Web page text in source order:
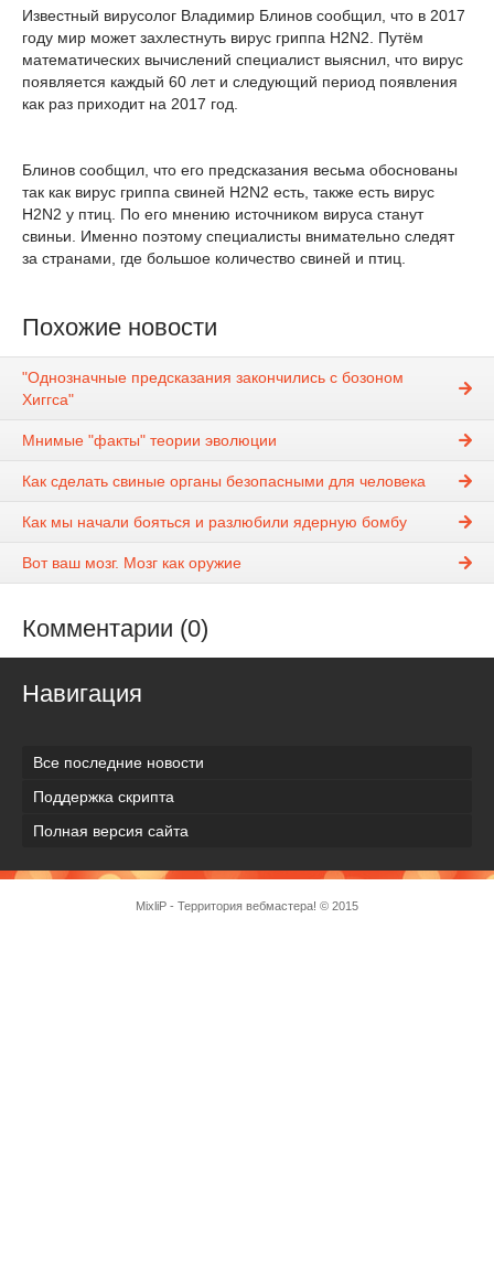
Известный вирусолог Владимир Блинов сообщил, что в 2017
году мир может захлестнуть вирус гриппа H2N2. Путём
математических вычислений специалист выяснил, что вирус
появляется каждый 60 лет и следующий период появления
как раз приходит на 2017 год.
Блинов сообщил, что его предсказания весьма обоснованы
так как вирус гриппа свиней H2N2 есть, также есть вирус
H2N2 у птиц. По его мнению источником вируса станут
свиньи. Именно поэтому специалисты внимательно следят
за странами, где большое количество свиней и птиц.
Похожие новости
"Однозначные предсказания закончились с бозоном
Хиггса"
Мнимые "факты" теории эволюции
Как сделать свиные органы безопасными для человека
Как мы начали бояться и разлюбили ядерную бомбу
Вот ваш мозг. Мозг как оружие
Комментарии (0)
Навигация
Все последние новости
Поддержка скрипта
Полная версия сайта
MixliP - Территория вебмастера! © 2015